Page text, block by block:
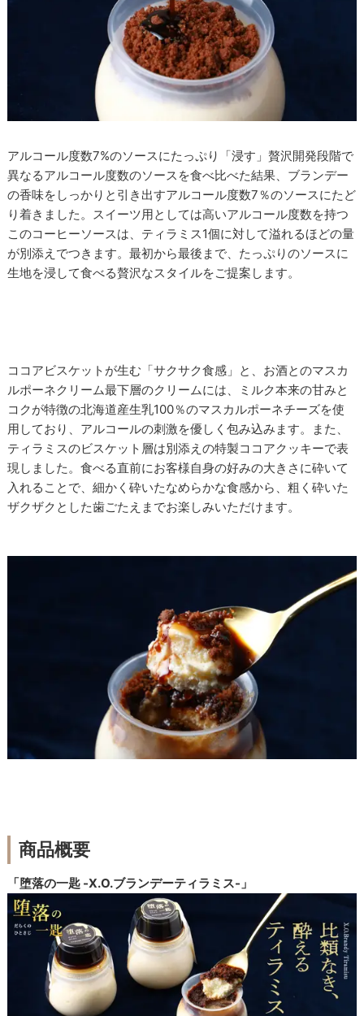
アルコール度数7%のソースにたっぷり「浸す」贅沢開発段階で
異なるアルコール度数のソースを食べ比べた結果、ブランデー
の香味をしっかりと引き出すアルコール度数7％のソースにたど
り着きました。スイーツ用としては高いアルコール度数を持つ
このコーヒーソースは、ティラミス1個に対して溢れるほどの量
が別添えでつきます。最初から最後まで、たっぷりのソースに
生地を浸して食べる贅沢なスタイルをご提案します。
ココアビスケットが生む「サクサク食感」と、お酒とのマスカ
ルポーネクリーム最下層のクリームには、ミルク本来の甘みと
コクが特徴の北海道産生乳100％のマスカルポーネチーズを使
用しており、アルコールの刺激を優しく包み込みます。また、
ティラミスのビスケット層は別添えの特製ココアクッキーで表
現しました。食べる直前にお客様自身の好みの大きさに砕いて
入れることで、細かく砕いたなめらかな食感から、粗く砕いた
ザクザクとした歯ごたえまでお楽しみいただけます。
商品概要
「堕落の一匙 -X.O.ブランデーティラミス-」